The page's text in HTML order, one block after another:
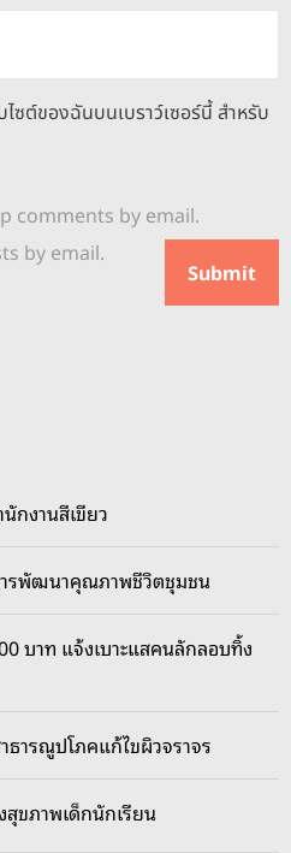
ซต์ของฉันบนเบราว์เซอร์นี้ สำหรับ
comments by email.
by email.
กงานสีเขียว
รพัฒนาคุณภาพชีวิตชุมชน
บาท แจ้งเบาะแสคนลักลอบทิ้ง
ารณูปโภคแก้ไขผิวจราจร
ขภาพเด็กนักเรียน